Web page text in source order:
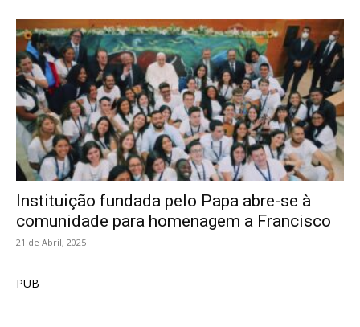
Instituição fundada pelo Papa abre-se à
comunidade para homenagem a Francisco
21 de Abril, 2025
PUB